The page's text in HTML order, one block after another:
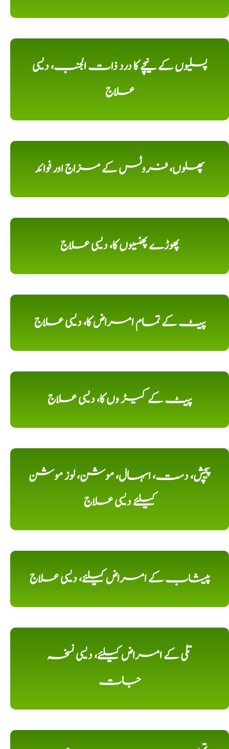
پسلیوں کے نیچے کا درد ذات الجنب، دیسی
علاج
پھلوں، فروٹس کے مزاج اور فوائد
پھوڑے پھنسیوں کا، دیسی علاج
پیٹ کے تمام امراض کا، دیسی علاج
پیٹ کے کیڑ وں کا، دیسی علاج
پیچش، دست، اسہال، موشن، لوز موشن
کیلئے دیسی علاج
پیشاب کے امراض کیلئے، دیسی علاج
تلی کے امراض کیلئے، دیسی نسخہ
جات